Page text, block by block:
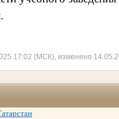
17:02 (МСК), изменено